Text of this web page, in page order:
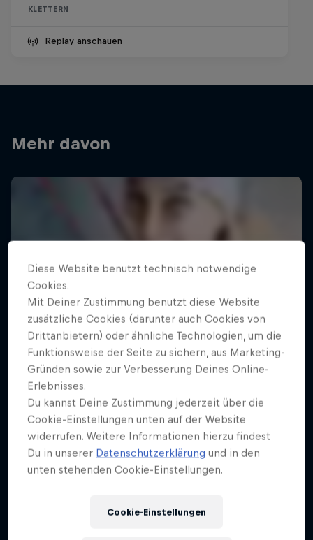
KLETTERN
Replay anschauen
Mehr davon
Diese Website benutzt technisch notwendige
Cookies.
Mit Deiner Zustimmung benutzt diese Website
zusätzliche Cookies (darunter auch Cookies von
Drittanbietern) oder ähnliche Technologien, um die
Funktionsweise der Seite zu sichern, aus Marketing-
Gründen sowie zur Verbesserung Deines Online-
Erlebnisses.
Du kannst Deine Zustimmung jederzeit über die
Cookie-Einstellungen unten auf der Website
widerrufen. Weitere Informationen hierzu findest
Du in unserer Datenschutzerklärung und in den
unten stehenden Cookie-Einstellungen.
Cookie-Einstellungen